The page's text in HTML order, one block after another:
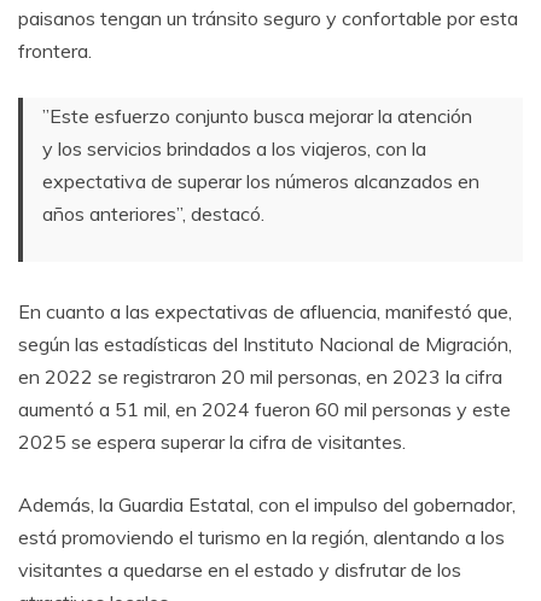
paisanos tengan un tránsito seguro y confortable por esta
frontera.
”Este esfuerzo conjunto busca mejorar la atención
y los servicios brindados a los viajeros, con la
expectativa de superar los números alcanzados en
años anteriores”, destacó.
En cuanto a las expectativas de afluencia, manifestó que,
según las estadísticas del Instituto Nacional de Migración,
en 2022 se registraron 20 mil personas, en 2023 la cifra
aumentó a 51 mil, en 2024 fueron 60 mil personas y este
2025 se espera superar la cifra de visitantes.
Además, la Guardia Estatal, con el impulso del gobernador,
está promoviendo el turismo en la región, alentando a los
visitantes a quedarse en el estado y disfrutar de los